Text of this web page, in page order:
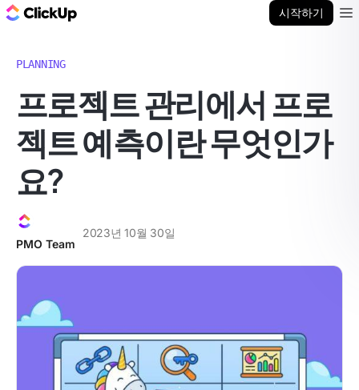
시작하기
PLANNING
프로젝트 관리에서 프로
젝트 예측이란 무엇인가
요?
PMO Team
2023년 10월 30일